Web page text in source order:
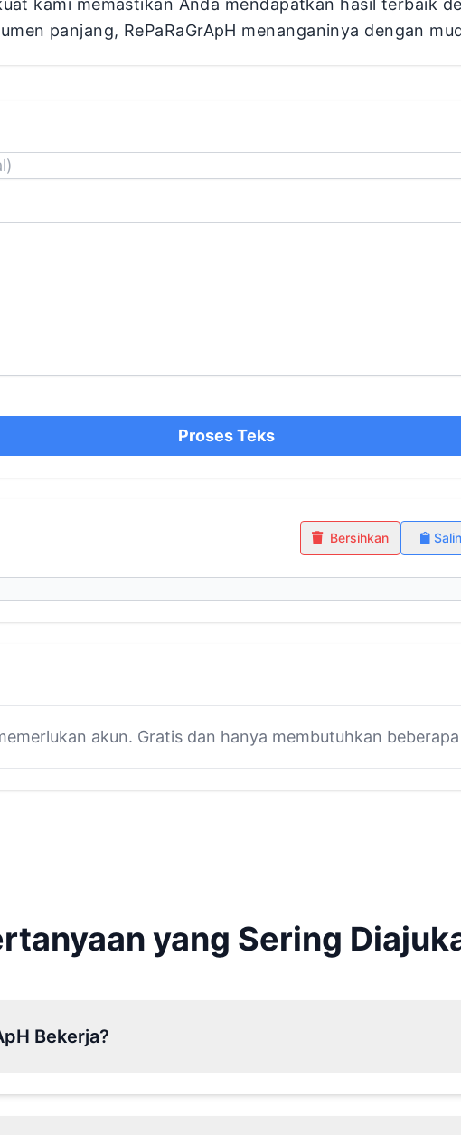
kami memastikan Anda mendapatkan hasil terbaik
panjang, RePaRaGrApH menanganinya dengan
Proses Teks
Bersihkan Salin
akun. Gratis dan hanya membutuhkan
yang Sering
Bekerja?